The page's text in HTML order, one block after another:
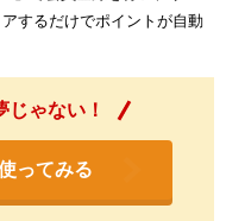
するだけでポイントが自動
ゃない！
ってみる